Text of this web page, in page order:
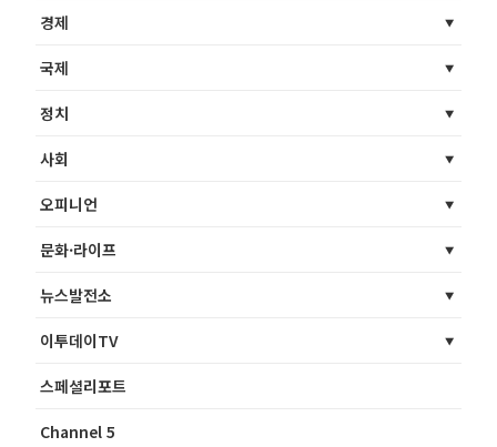
경제
국제
정치
사회
오피니언
문화·라이프
뉴스발전소
이투데이TV
스페셜리포트
Channel 5